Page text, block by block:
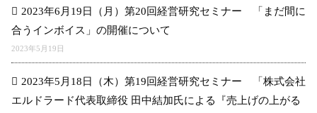
2023年6月19日（月）第20回経営研究セミナー 「まだ間に
合うインボイス」の開催について
2023年5月19日
2023年5月18日（木）第19回経営研究セミナー 「株式会社
エルドラード代表取締役 田中結加氏による『売上げの上がる